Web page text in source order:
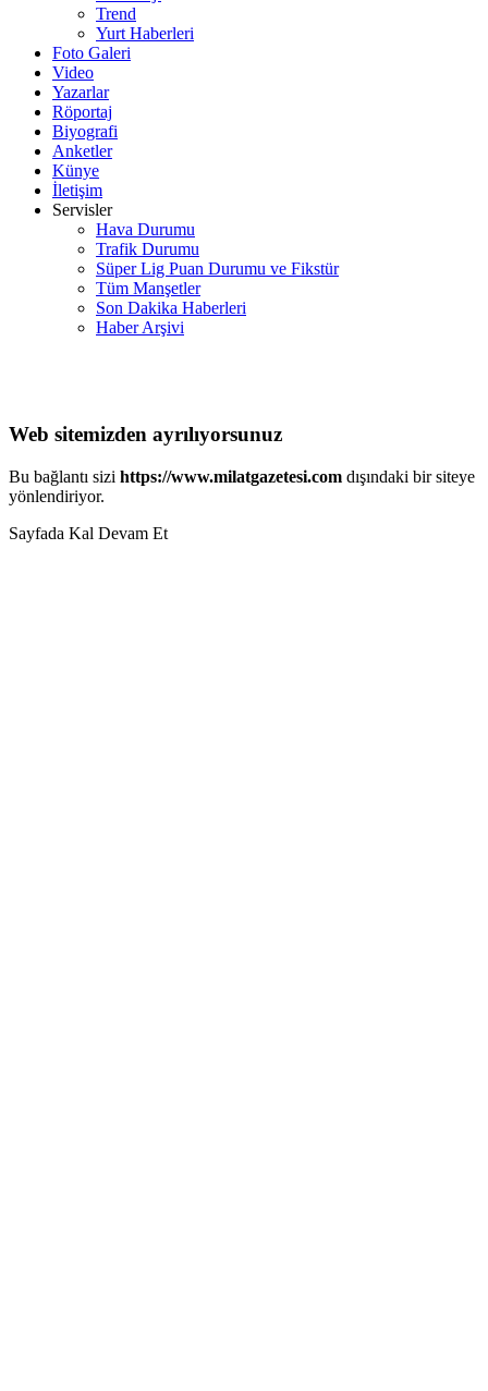
Trend
Yurt Haberleri
Foto Galeri
Video
Yazarlar
Röportaj
Biyografi
Anketler
Künye
İletişim
Servisler
Hava Durumu
Trafik Durumu
Süper Lig Puan Durumu ve Fikstür
Tüm Manşetler
Son Dakika Haberleri
Haber Arşivi
Web sitemizden ayrılıyorsunuz
Bu bağlantı sizi https://www.milatgazetesi.com dışındaki bir siteye
yönlendiriyor.
Sayfada Kal Devam Et